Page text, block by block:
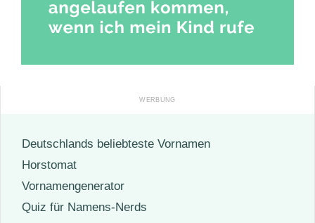
Deutschlands beliebteste Vornamen
Horstomat
Vornamengenerator
Quiz für Namens-Nerds